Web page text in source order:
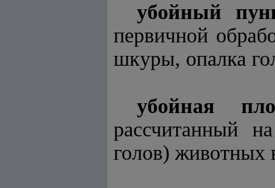
убойный
первичной
шкуры, опалка
убойная
рассчитанный
голов) животных